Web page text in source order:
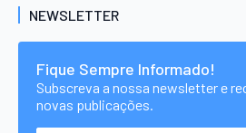
NEWSLETTER
Fique Sempre Informado!
Subscreva a nossa newsletter e
novas publicações.